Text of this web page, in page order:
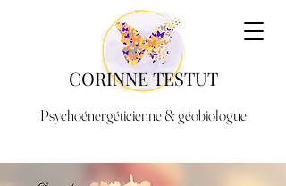
CORINNE TESTUT
Psychoénergéticienne & géobiologue